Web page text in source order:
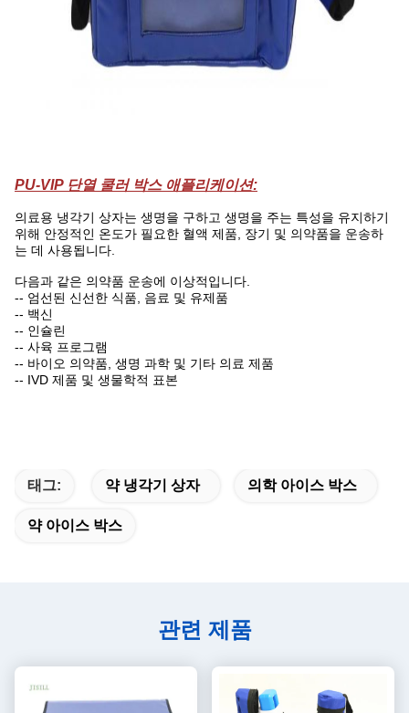
PU-VIP 단열 쿨러 박스애플리케이션:
의료용 냉각기 상자는 생명을 구하고 생명을 주는 특성을 유지하기
위해 안정적인 온도가 필요한 혈액 제품, 장기 및 의약품을 운송하
는 데 사용됩니다.
다음과 같은 의약품 운송에 이상적입니다.
-- 엄선된 신선한 식품, 음료 및 유제품
-- 백신
-- 인슐린
-- 사육 프로그램
-- 바이오 의약품, 생명 과학 및 기타 의료 제품
-- IVD 제품 및 생물학적 표본
태그: 약 냉각기 상자 의학 아이스 박스
약 아이스 박스
관련 제품